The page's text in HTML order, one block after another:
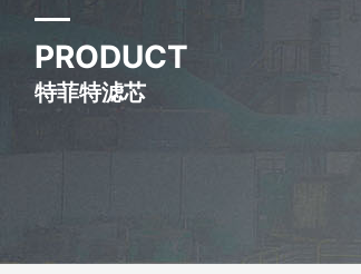
PRODUCT
特菲特滤芯